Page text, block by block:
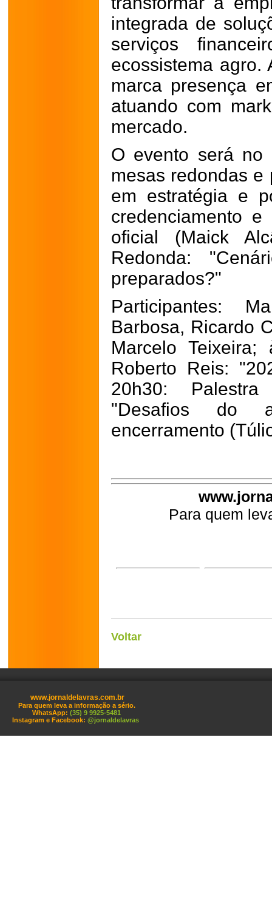
integrada de
serviços
ecossistema agro.
marca presença
atuando com
mercado.
O evento será no
mesas redondas e
em estratégia e
credenciamento
oficial (Maick
Redonda:
preparados?"
Participantes:
Barbosa, Ricardo
Marcelo
Roberto Reis:
20h30:
"Desafios do
encerramento
Para quem
Voltar
www.jornaldelavras.com.br
Para quem leva a informação a sério.
WhatsApp: (35) 9 9925-5481
Instagram e Facebook: @jornaldelavras